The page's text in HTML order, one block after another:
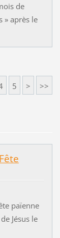
de
» après le
5 > >>
païenne
Jésus le